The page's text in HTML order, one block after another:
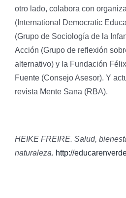
otro lado, colabora con
(International Democratic
(Grupo de Sociología de la
Acción (Grupo de reflexión
alternativo) y la Fundación
Fuente (Consejo Asesor). Y
revista Mente Sana (RBA).
HEIKE FREIRE. Salud,
naturaleza. http://